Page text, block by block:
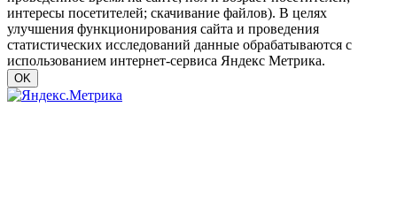
интересы посетителей; скачивание файлов). В целях
улучшения функционирования сайта и проведения
статистических исследований данные обрабатываются с
использованием интернет-сервиса Яндекс Метрика.
OK